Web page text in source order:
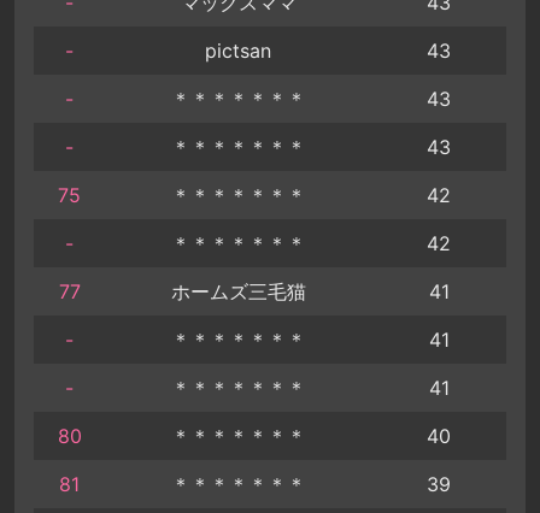
-
pictsan
43
-
＊＊＊＊＊＊＊
43
-
＊＊＊＊＊＊＊
43
75
＊＊＊＊＊＊＊
42
-
＊＊＊＊＊＊＊
42
77
ホームズ三毛猫
41
-
＊＊＊＊＊＊＊
41
-
＊＊＊＊＊＊＊
41
80
＊＊＊＊＊＊＊
40
81
＊＊＊＊＊＊＊
39